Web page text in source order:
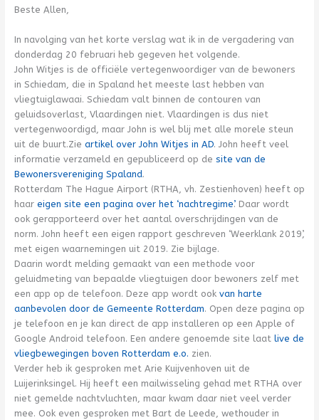
Beste Allen,
In navolging van het korte verslag wat ik in de vergadering van
donderdag 20 februari heb gegeven het volgende.
John Witjes is de officiële vertegenwoordiger van de bewoners
in Schiedam, die in Spaland het meeste last hebben van
vliegtuiglawaai. Schiedam valt binnen de contouren van
geluidsoverlast, Vlaardingen niet. Vlaardingen is dus niet
vertegenwoordigd, maar John is wel blij met alle morele steun
uit de buurt.Zie artikel over John Witjes in AD. John heeft veel
informatie verzameld en gepubliceerd op de site van de
Bewonersvereniging Spaland.
Rotterdam The Hague Airport (RTHA, vh. Zestienhoven) heeft op
haar eigen site een pagina over het ‘nachtregime’. Daar wordt
ook gerapporteerd over het aantal overschrijdingen van de
norm. John heeft een eigen rapport geschreven ‘Weerklank 2019’,
met eigen waarnemingen uit 2019. Zie bijlage.
Daarin wordt melding gemaakt van een methode voor
geluidmeting van bepaalde vliegtuigen door bewoners zelf met
een app op de telefoon. Deze app wordt ook van harte
aanbevolen door de Gemeente Rotterdam. Open deze pagina op
je telefoon en je kan direct de app installeren op een Apple of
Google Android telefoon. Een andere genoemde site laat live de
vliegbewegingen boven Rotterdam e.o. zien.
Verder heb ik gesproken met Arie Kuijvenhoven uit de
Luijerinksingel. Hij heeft een mailwisseling gehad met RTHA over
niet gemelde nachtvluchten, maar kwam daar niet veel verder
mee. Ook even gesproken met Bart de Leede, wethouder in